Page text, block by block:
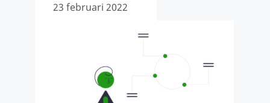
23 februari 2022